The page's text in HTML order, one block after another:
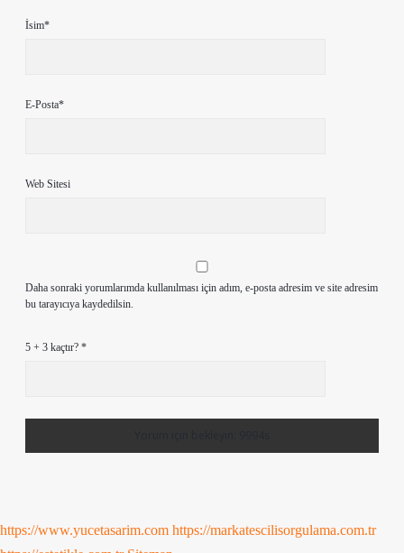
İsim*
E-Posta*
Web Sitesi
Daha sonraki yorumlarımda kullanılması için adım, e-posta adresim ve site adresim
bu tarayıcıya kaydedilsin.
5 + 3 kaçtır? *
https://www.yucetasarim.com https://markatescilisorgulama.com.tr